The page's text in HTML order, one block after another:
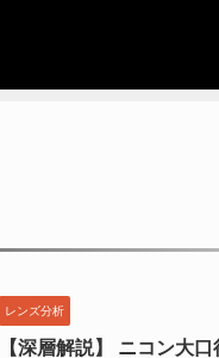
レンズ分析
【深層解説】 ニコン大